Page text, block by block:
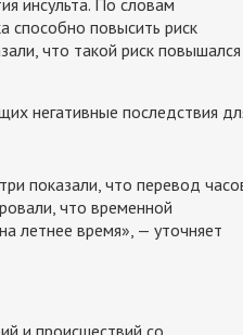
инсульта. По словам
способно повысить риск
что такой риск повышался
негативные последствия
показали, что перевод
что временной
летнее время», — уточняет